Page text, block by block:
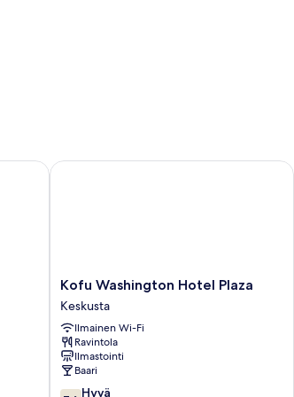
Kofu
Washington
Hotel
Plaza
Keskusta
Kofu Washington Hotel Plaza
Keskusta
Ilmainen Wi-Fi
Ravintola
Ilmastointi
Baari
7.6 Hyvä
Kofu Washington Hotel Plaza